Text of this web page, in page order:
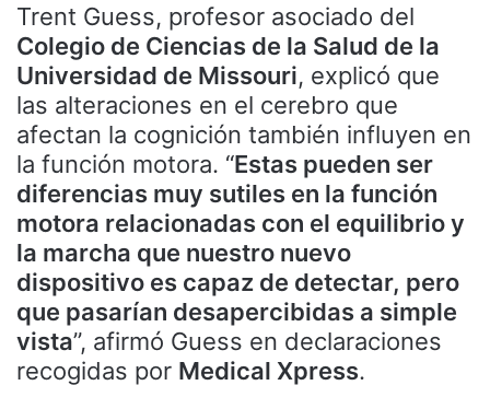
Trent Guess, profesor asociado del
Colegio de Ciencias de la Salud de la
Universidad de Missouri, explicó que
las alteraciones en el cerebro que
afectan la cognición también influyen en
la función motora. “Estas pueden ser
diferencias muy sutiles en la función
motora relacionadas con el equilibrio y
la marcha que nuestro nuevo
dispositivo es capaz de detectar, pero
que pasarían desapercibidas a simple
vista”, afirmó Guess en declaraciones
recogidas por Medical Xpress.